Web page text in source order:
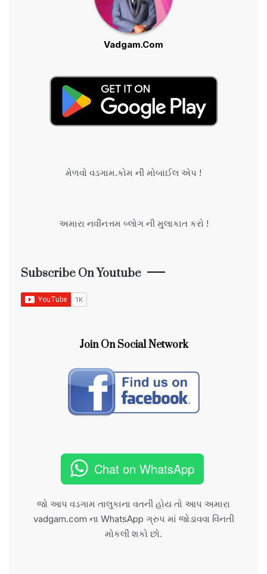
Vadgam.Com
મેળવો વડગામ.કોમ ની મોબાઈલ એપ !
અમારા નવીનત્તમ બ્લોગ ની મુલાકાત કરો !
Subscribe On Youtube
Join On Social Network
Chat on WhatsApp
જો આપ વડગામ તાલુકાના વતની હોય તો આપ અમારા
vadgam.com ના WhatsApp ગ્રુપ માં જોડાવવા વિંનતી
મોકલી શકો છો.